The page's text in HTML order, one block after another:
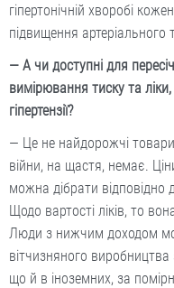
гіпертонічній хворобі
підвищення артеріального
— А чи доступні для
вимірювання тиску та ліки,
гіпертензії?
— Це не найдорожчі товари
війни, на щастя, немає.
можна дібрати
Щодо вартості ліків, то
Люди з нижчим доходом
вітчизняного
що й в іноземних, за